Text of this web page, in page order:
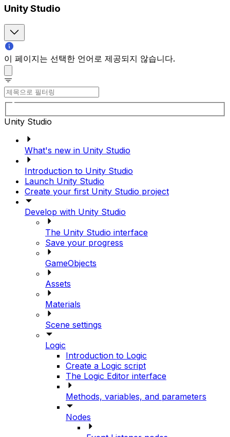
Unity Studio
이 페이지는 선택한 언어로 제공되지 않습니다.
Unity Studio
What's new in Unity Studio
Introduction to Unity Studio
Launch Unity Studio
Create your first Unity Studio project
Develop with Unity Studio
The Unity Studio interface
Save your progress
GameObjects
Assets
Materials
Scene settings
Logic
Introduction to Logic
Create a Logic script
The Logic Editor interface
Methods, variables, and parameters
Nodes